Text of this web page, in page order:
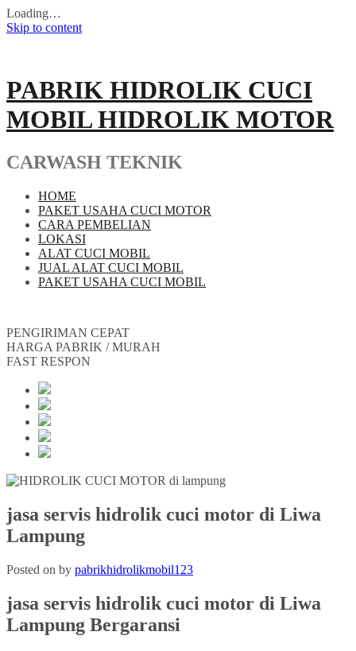
Loading…
Skip to content
PABRIK HIDROLIK CUCI
MOBIL HIDROLIK MOTOR
CARWASH TEKNIK
HOME
PAKET USAHA CUCI MOTOR
CARA PEMBELIAN
LOKASI
ALAT CUCI MOBIL
JUAL ALAT CUCI MOBIL
PAKET USAHA CUCI MOBIL
PENGIRIMAN CEPAT
HARGA PABRIK / MURAH
FAST RESPON
jasa servis hidrolik cuci motor di Liwa
Lampung
Posted on by pabrikhidrolikmobil123
jasa servis hidrolik cuci motor di Liwa
Lampung Bergaransi